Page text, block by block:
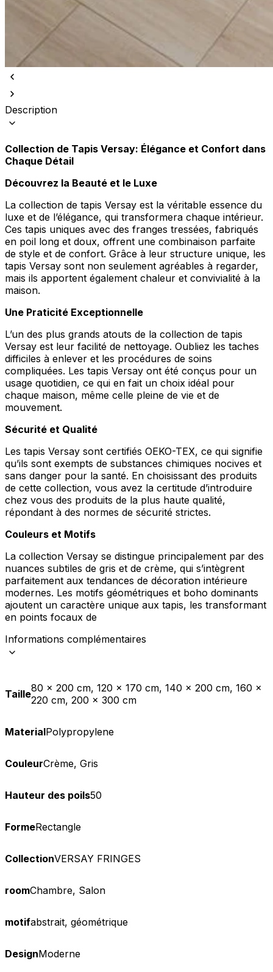
Description
Collection de Tapis Versay: Élégance et Confort dans
Chaque Détail
Découvrez la Beauté et le Luxe
La collection de tapis Versay est la véritable essence du
luxe et de l’élégance, qui transformera chaque intérieur.
Ces tapis uniques avec des franges tressées, fabriqués
en poil long et doux, offrent une combinaison parfaite
de style et de confort. Grâce à leur structure unique, les
tapis Versay sont non seulement agréables à regarder,
mais ils apportent également chaleur et convivialité à la
maison.
Une Praticité Exceptionnelle
L’un des plus grands atouts de la collection de tapis
Versay est leur facilité de nettoyage. Oubliez les taches
difficiles à enlever et les procédures de soins
compliquées. Les tapis Versay ont été conçus pour un
usage quotidien, ce qui en fait un choix idéal pour
chaque maison, même celle pleine de vie et de
mouvement.
Sécurité et Qualité
Les tapis Versay sont certifiés OEKO-TEX, ce qui signifie
qu’ils sont exempts de substances chimiques nocives et
sans danger pour la santé. En choisissant des produits
de cette collection, vous avez la certitude d’introduire
chez vous des produits de la plus haute qualité,
répondant à des normes de sécurité strictes.
Couleurs et Motifs
La collection Versay se distingue principalement par des
nuances subtiles de gris et de crème, qui s’intègrent
parfaitement aux tendances de décoration intérieure
modernes. Les motifs géométriques et boho dominants
ajoutent un caractère unique aux tapis, les transformant
en points focaux de
Informations complémentaires
Taille80 x 200 cm, 120 x 170 cm, 140 x 200 cm, 160 x
220 cm, 200 x 300 cm
MaterialPolypropylene
CouleurCrème, Gris
Hauteur des poils50
FormeRectangle
CollectionVERSAY FRINGES
roomChambre, Salon
motifabstrait, géométrique
DesignModerne